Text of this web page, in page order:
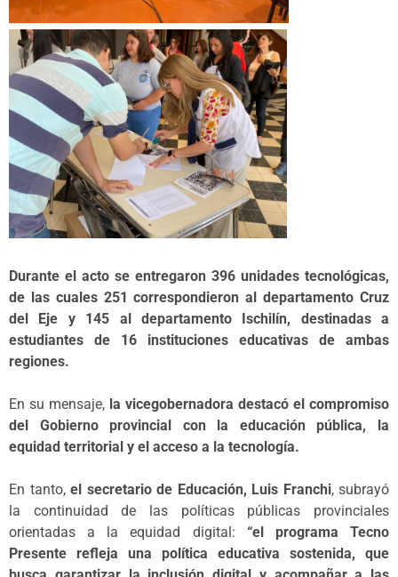
Durante el acto se entregaron 396 unidades tecnológicas,
de las cuales 251 correspondieron al departamento Cruz
del Eje y 145 al departamento Ischilín, destinadas a
estudiantes de 16 instituciones educativas de ambas
regiones.
En su mensaje, la vicegobernadora destacó el compromiso
del Gobierno provincial con la educación pública, la
equidad territorial y el acceso a la tecnología.
En tanto,el secretario de Educación, Luis Franchi, subrayó
la continuidad de las políticas públicas provinciales
orientadas a la equidad digital: “el programa Tecno
Presente refleja una política educativa sostenida, que